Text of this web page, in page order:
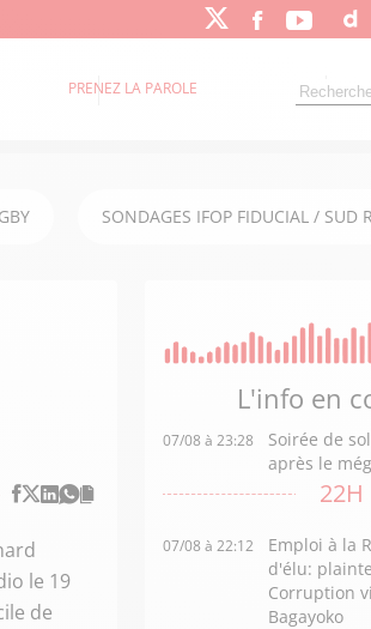
PRENEZ LA PAROLE
SONDAGES IFOP FIDUCIAL / SUD
le 19
de
L'info en
07/08 à 23:28
Soirée de
après le
22H
07/08 à 22:12
Emploi à la
d'élu:
Corruption
Bagayoko